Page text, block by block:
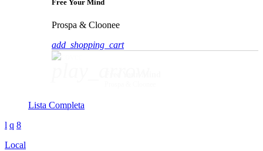
Free Your Mind
Prospa & Cloonee
add_shopping_cart
Lista Completa
Local